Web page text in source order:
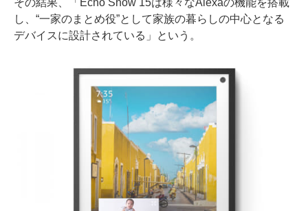
し、“一家のまとめ役”として家族の暮らしの中心となる
デバイスに設計されている」という。